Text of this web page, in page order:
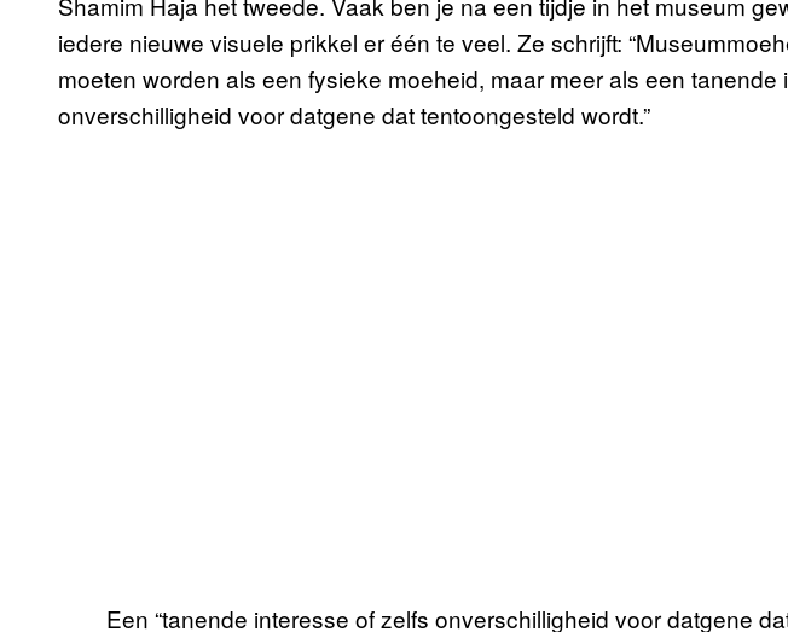
iedere nieuwe visuele prikkel er één te veel. Ze schrijft:
moeten worden als een fysieke moeheid, maar meer als een tanende
onverschilligheid voor datgene dat tentoongesteld wordt.”
Een “tanende interesse of zelfs onverschilligheid voor datgene